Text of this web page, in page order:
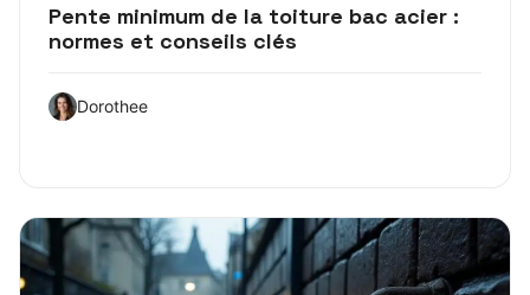
Pente minimum de la toiture bac acier :
normes et conseils clés
Dorothee